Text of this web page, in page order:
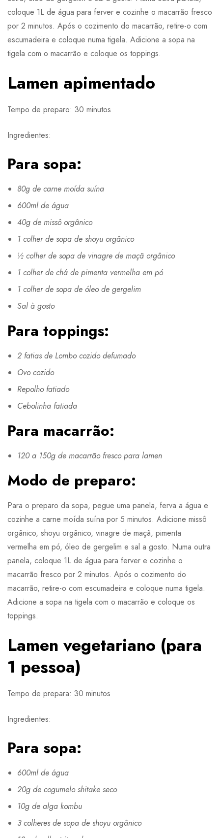
coloque 1L de água para ferver e cozinhe o macarrão fresco
por 2 minutos. Após o cozimento do macarrão, retire-o com
escumadeira e coloque numa tigela. Adicione a sopa na
tigela com o macarrão e coloque os toppings.
Lamen apimentado
Tempo de preparo: 30 minutos
Ingredientes:
Para sopa:
80g de carne moída suína
600ml de água
40g de missô orgânico
1 colher de sopa de shoyu orgânico
½ colher de sopa de vinagre de maçã orgânico
1 colher de chá de pimenta vermelha em pó
1 colher de sopa de óleo de gergelim
Sal à gosto
Para toppings:
2 fatias de Lombo cozido defumado
Ovo cozido
Repolho fatiado
Cebolinha fatiada
Para macarrão:
120 a 150g de macarrão fresco para lamen
Modo de preparo:
Para o preparo da sopa, pegue uma panela, ferva a água e
cozinhe a carne moída suína por 5 minutos. Adicione missô
orgânico, shoyu orgânico, vinagre de maçã, pimenta
vermelha em pó, óleo de gergelim e sal a gosto. Numa outra
panela, coloque 1L de água para ferver e cozinhe o
macarrão fresco por 2 minutos. Após o cozimento do
macarrão, retire-o com escumadeira e coloque numa tigela.
Adicione a sopa na tigela com o macarrão e coloque os
toppings.
Lamen vegetariano (para
1 pessoa)
Tempo de prepara: 30 minutos
Ingredientes:
Para sopa:
600ml de água
20g de cogumelo shitake seco
10g de alga kombu
3 colheres de sopa de shoyu orgânico